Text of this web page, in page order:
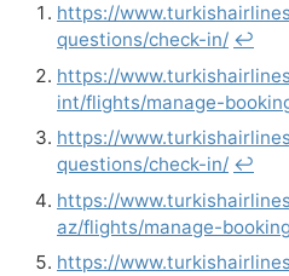
https://
questions/check-in/ ↩︎
https://
int/flights/manage-
https://
questions/check-in/ ↩︎
https://
az/flights/manage-
https://